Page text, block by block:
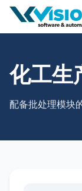
化工生
配备批处理模块